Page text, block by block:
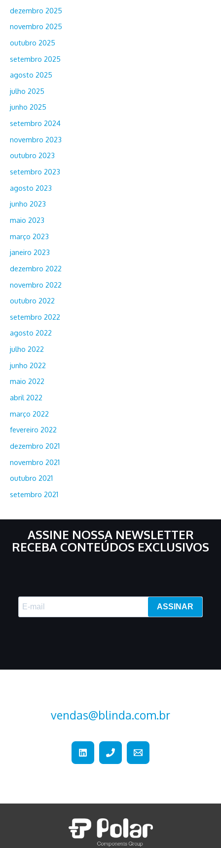
dezembro 2025
novembro 2025
outubro 2025
setembro 2025
agosto 2025
julho 2025
junho 2025
setembro 2024
novembro 2023
outubro 2023
setembro 2023
agosto 2023
junho 2023
maio 2023
março 2023
janeiro 2023
dezembro 2022
novembro 2022
outubro 2022
setembro 2022
agosto 2022
julho 2022
junho 2022
maio 2022
abril 2022
março 2022
fevereiro 2022
dezembro 2021
novembro 2021
outubro 2021
setembro 2021
ASSINE NOSSA NEWSLETTER
RECEBA CONTEÚDOS EXCLUSIVOS
ASSINAR
vendas@blinda.com.br
+55 (15) 2107-2376